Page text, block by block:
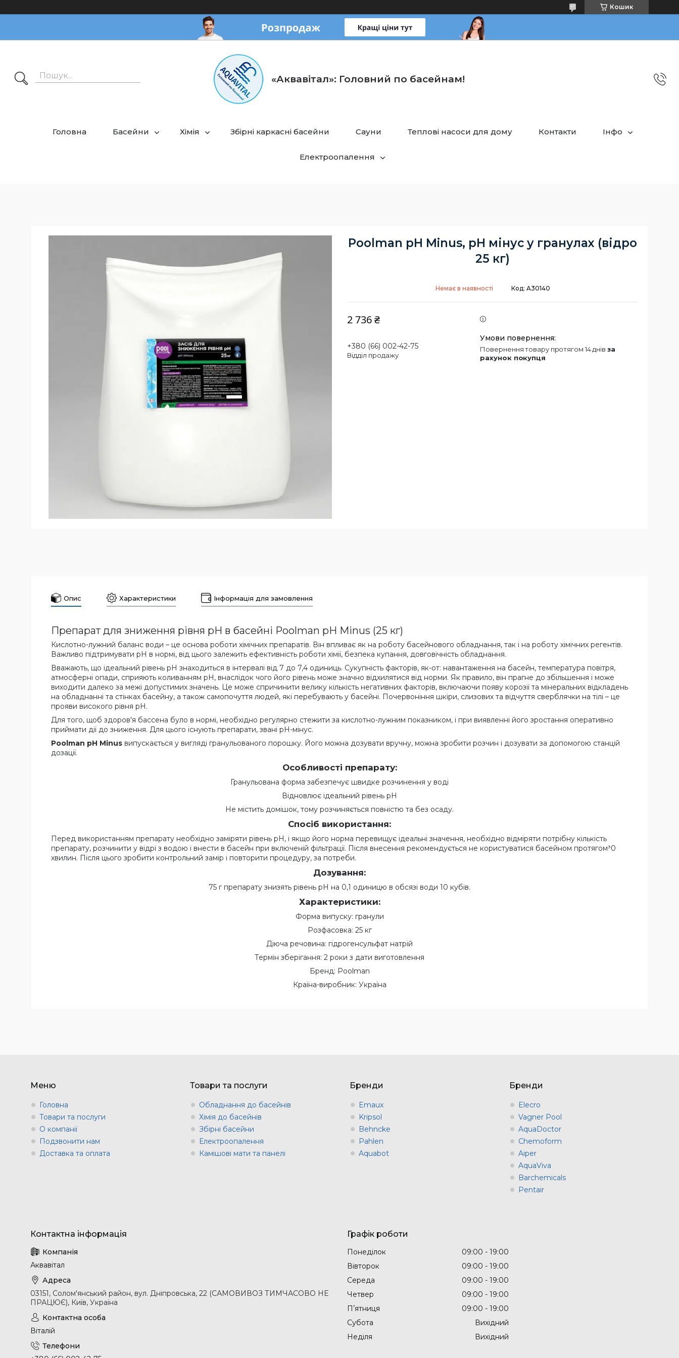
Кошик
«Аквавітал»: Головний по басейнам!
Головна Басейни Хімія Збірні каркасні басейни Сауни Теплові насоси для дому Контакти Інфо
Електроопалення
Poolman pH Minus, pH мінус у гранулах (відро
25 кг)
Немає в наявності Код: A30140
2 736 ₴
+380 (66) 002-42-75
Відділ продажу
повернення товару протягом 14 днів за
рахунок покупця
Опис Характеристики Інформація для замовлення
Препарат для зниження рівня pH в басейні Poolman pH Minus (25 кг)
Кислотно-лужний баланс води – це основа роботи хімічних препаратів. Він впливає як на роботу басейнового обладнання, так і на роботу хімічних регентів.
Важливо підтримувати pH в нормі, від цього залежить ефективність роботи хімії, безпека купання, довговічність обладнання.
Вважають, що ідеальний рівень pH знаходиться в інтервалі від 7 до 7,4 одиниць. Сукупність факторів, як-от: навантаження на басейн, температура повітря,
атмосферні опади, сприяють коливанням pH, внаслідок чого його рівень може значно відхилятися від норми. Як правило, він прагне до збільшення і може
виходити далеко за межі допустимих значень. Це може спричинити велику кількість негативних факторів, включаючи появу корозії та мінеральних відкладень
на обладнанні та стінках басейну, а також самопочуття людей, які перебувають у басейні. Почервоніння шкіри, слизових та відчуття сверблячки на тілі – це
прояви високого рівня pH.
Для того, щоб здоров'я бассена було в нормі, необхідно регулярно стежити за кислотно-лужним показником, і при виявленні його зростання оперативно
приймати дії до зниження. Для цього існують препарати, звані pH-мінус.
Poolman pH Minus випускається у вигляді гранульованого порошку. Його можна дозувати вручну, можна зробити розчин і дозувати за допомогою станцій
дозації.
Особливості препарату:
Гранульована форма забезпечує швидке розчинення у воді
Відновлює ідеальний рівень pH
Не містить домішок, тому розчиняється повністю та без осаду.
Спосіб використання:
Перед використанням препарату необхідно заміряти рівень pH, і якщо його норма перевищує ідеальні значення, необхідно відміряти потрібну кількість
препарату, розчинити у відрі з водою і внести в басейн при включеній фільтрації. Після внесення рекомендується не користуватися басейном протягом³0
хвилин. Після цього зробити контрольний замір і повторити процедуру, за потреби.
Дозування:
75 г препарату знизять рівень pH на 0,1 одиницю в обсязі води 10 кубів.
Характеристики:
Форма випуску: гранули
Розфасовка: 25 кг
Діюча речовина: гідрогенсульфат натрій
Термін зберігання: 2 роки з дати виготовлення
Бренд: Poolman
Країна-виробник: Україна
Меню
Головна
Товари та послуги
О компанії
Подзвонити нам
Доставка та оплата
Товари та послуги
Обладнання до басейнів
Хімія до басейнів
Збірні басейни
Електроопалення
Камішові мати та панелі
Бренди
Emaux
Kripsol
Behncke
Pahlen
Aquabot
Бренди
Elecro
Vagner Pool
AquaDoctor
Chemoform
Aiper
AquaViva
Barchemicals
Pentair
Аквавітал
03151, Солом'янський район, вул. Дніпровська, 22 (САМОВИВОЗ ТИМЧАСОВО НЕ
ПРАЦЮЄ), Київ, Україна
Віталій
Графік роботи
Понеділок 09:00
19:00
Вівторок
09:00
19:00
Середа
09:00
19:00
Четвер
09:00
19:00
Пʼятниця
09:00
19:00
Субота
Вихідний
Неділя
Вихідний